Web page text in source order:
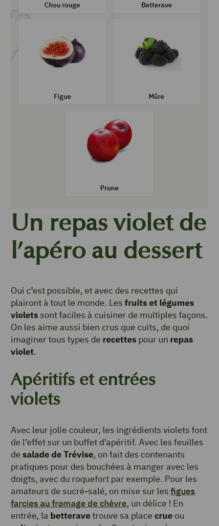
Chou rouge Betterave
Figue
Figue
Mûre
Mûre
Prune
Prune
Un repas violet de
l’apéro au dessert
Oui c’est possible, et avec des recettes qui
plairont à tout le monde. Les fruits et légumes
violets sont faciles à cuisiner de multiples façons.
On les aime aussi bien crus que cuits, de quoi
imaginer tous types de recettes pour un repas
violet.
Apéritifs et entrées
violets
Avec leur jolie couleur, les ingrédients violets font
de l’effet sur un buffet d’apéritif. Avec les feuilles
de salade de Trévise, on fait des contenants
pratiques pour des bouchées à manger avec les
doigts, avec du roquefort par exemple. Pour les
amateurs de sucré-salé, on mise sur les figues
farcies au fromage de chèvre, un délice ! En
entrée, la betteravetrouve sa place crue ou